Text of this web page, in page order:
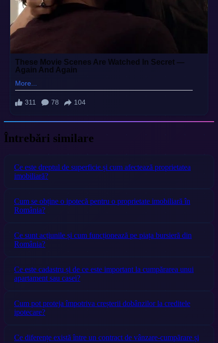
Întrebări similare
Ce este dreptul de superficie și cum afectează proprietatea
imobiliară?
Cum se obține o ipotecă pentru o proprietate imobiliară în
România?
Ce sunt acțiunile și cum funcționează pe piața bursieră din
România?
Ce este cadastru și de ce este important la cumpărarea unui
apartament sau casei?
Cum pot proteja împotriva creșterii dobânzilor la creditele
ipotecare?
Ce diferențe există între un contract de vânzare-cumpărare și